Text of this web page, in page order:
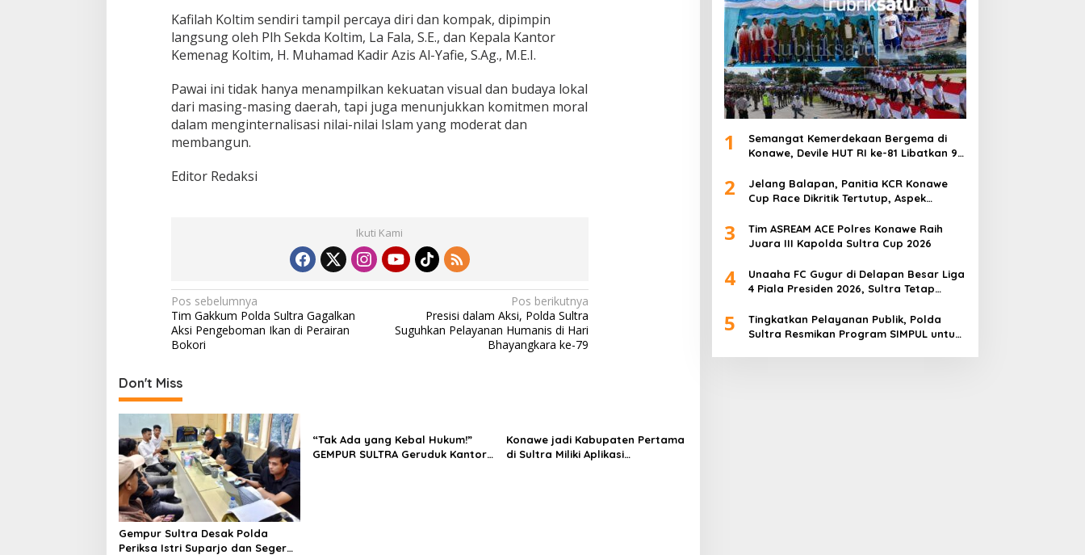
Kafilah Koltim sendiri tampil percaya diri dan kompak, dipimpin
langsung oleh Plh Sekda Koltim, La Fala, S.E., dan Kepala Kantor
Kemenag Koltim, H. Muhamad Kadir Azis Al-Yafie, S.Ag., M.E.I.
Pawai ini tidak hanya menampilkan kekuatan visual dan budaya lokal
dari masing-masing daerah, tapi juga menunjukkan komitmen moral
dalam menginternalisasi nilai-nilai Islam yang moderat dan
membangun.
Editor Redaksi
Ikuti Kami
N
a
v
g
a
s
i
p
o
s
Pos sebelumnya
Tim Gakkum Polda Sultra Gagalkan
Aksi Pengeboman Ikan di Perairan
Bokori
Pos berikutnya
Presisi dalam Aksi, Polda Sultra
Suguhkan Pelayanan Humanis di Hari
Bhayangkara ke-79
Don't Miss
Gempur Sultra Desak Polda
Periksa Istri Suparjo dan Segera
“Tak Ada yang Kebal Hukum!”
GEMPUR SULTRA Geruduk Kantor
Konawe jadi Kabupaten Pertama
di Sultra Miliki Aplikasi
1
Semangat Kemerdekaan Bergema di
Konawe, Devile HUT RI ke-81 Libatkan 98
2
Jelang Balapan, Panitia KCR Konawe
Cup Race Dikritik Tertutup, Aspek
3
Tim ASREAM ACE Polres Konawe Raih
Juara III Kapolda Sultra Cup 2026
4
Unaaha FC Gugur di Delapan Besar Liga
4 Piala Presiden 2026, Sultra Tetap
5
Tingkatkan Pelayanan Publik, Polda
Sultra Resmikan Program SIMPUL untuk